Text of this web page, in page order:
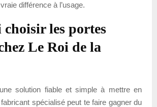
différence à l’usage.
les portes
Le Roi de la
solution fiable et simple à mettre en
spécialisé peut te faire gagner du